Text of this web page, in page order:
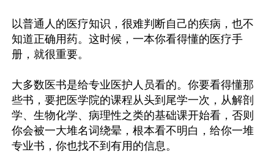
以普通人的医疗知识，很难判断自己的疾病，也不
知道正确用药。这时候，一本你看得懂的医疗手
册，就很重要。
大多数医书是给专业医护人员看的。你要看得懂那
些书，要把医学院的课程从头到尾学一次，从解剖
学、生物化学、病理性之类的基础课开始看，否则
你会被一大堆名词绕晕，根本看不明白，给你一堆
专业书，你也找不到有用的信息。